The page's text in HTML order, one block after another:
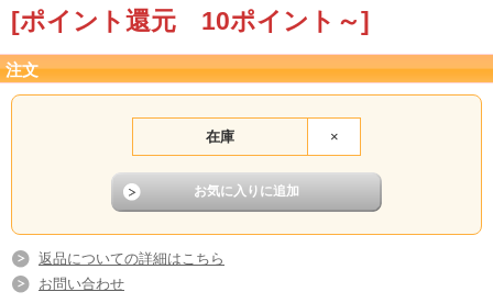
[ポイント還元 10ポイント～]
注文
在庫 ×
返品についての詳細はこちら
お問い合わせ